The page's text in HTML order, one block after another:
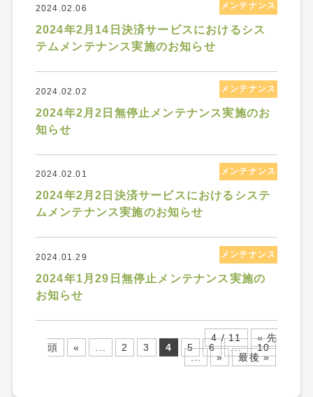
2024.02.06
2024年2月14日決済サービスにおけるシス
テムメンテナンス実施のお知らせ
メンテナンス
2024.02.02
2024年2月2日無停止メンテナンス実施のお
知らせ
メンテナンス
2024.02.01
2024年2月2日決済サービスにおけるシステ
ムメンテナンス実施のお知らせ
メンテナンス
2024.01.29
2024年1月29日無停止メンテナンス実施の
お知らせ
メンテナンス
4 / 11
« 先
頭
« 2 3 4 5 6 ...
10
...
» 最後 »